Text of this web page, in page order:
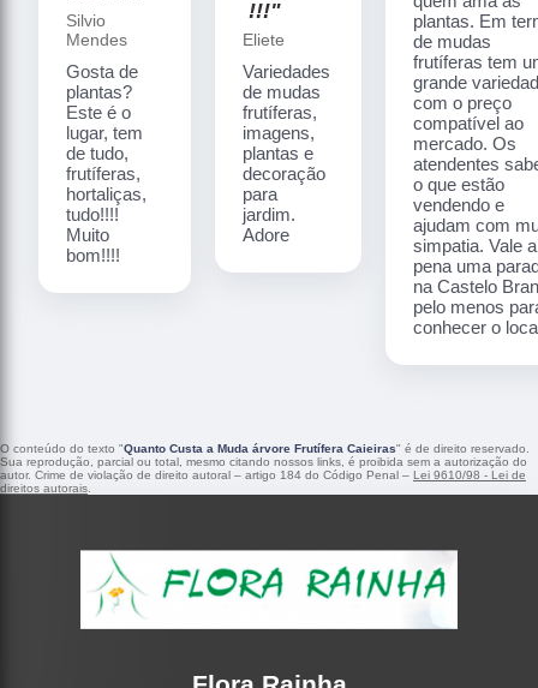
Silvio
Mendes
Gosta de
plantas?
Este é o
lugar, tem
de tudo,
frutíferas,
hortaliças,
tudo!!!!
Muito
bom!!!!
!!!"
Eliete
Variedades
de mudas
frutíferas,
imagens,
plantas e
decoração
para
jardim.
Adore
plantas. Em
de mudas
frutíferas tem
grande
com o preço
compatível ao
mercado. Os
atendentes
o que estão
vendendo e
ajudam com
simpatia. Vale a
pena uma
na Castelo
pelo menos
conhecer o
O conteúdo do texto "Quanto Custa a Muda árvore Frutífera Caieiras" é de direito reservado.
Sua reprodução, parcial ou total, mesmo citando nossos links, é proibida sem a autorização do
autor. Crime de violação de direito autoral – artigo 184 do Código Penal – Lei 9610/98 - Lei de
direitos autorais